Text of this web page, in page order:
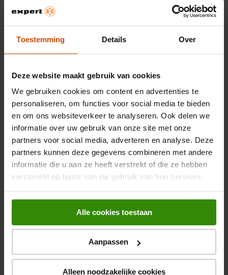
Toestemming Details Over
Deze website maakt gebruik van cookies
We gebruiken cookies om content en advertenties te
personaliseren, om functies voor social media te bieden
en om ons websiteverkeer te analyseren. Ook delen we
informatie over uw gebruik van onze site met onze
partners voor social media, adverteren en analyse. Deze
partners kunnen deze gegevens combineren met andere
informatie die u aan ze heeft verstrekt of die ze hebben
verzameld op basis van uw gebruik van hun services.
Alle cookies toestaan
Aanpassen
Alleen noodzakelijke cookies
Antibacterieel filter
Filteren
Levensduur filter 12 maand(en)
Beoordelingen